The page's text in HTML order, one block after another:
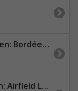
Jean-Jacques Rousseau
Langenthal